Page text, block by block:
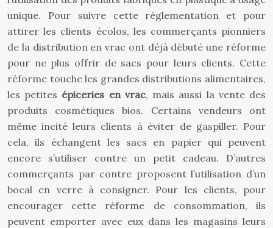
unique. Pour suivre cette réglementation et pour
attirer les clients écolos, les commerçants pionniers
de la distribution en vrac ont déjà débuté une réforme
pour ne plus offrir de sacs pour leurs clients. Cette
réforme touche les grandes distributions alimentaires,
les petites épiceries en vrac, mais aussi la vente des
produits cosmétiques bios. Certains vendeurs ont
même incité leurs clients à éviter de gaspiller. Pour
cela, ils échangent les sacs en papier qui peuvent
encore s’utiliser contre un petit cadeau. D’autres
commerçants par contre proposent l’utilisation d’un
bocal en verre à consigner. Pour les clients, pour
encourager cette réforme de consommation, ils
peuvent emporter avec eux dans les magasins leurs